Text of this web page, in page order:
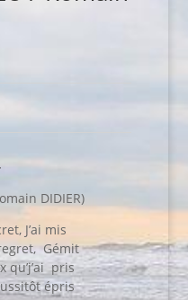
DIDIER)
J’ai mis
Gémit
qu’j’ai pris
épris